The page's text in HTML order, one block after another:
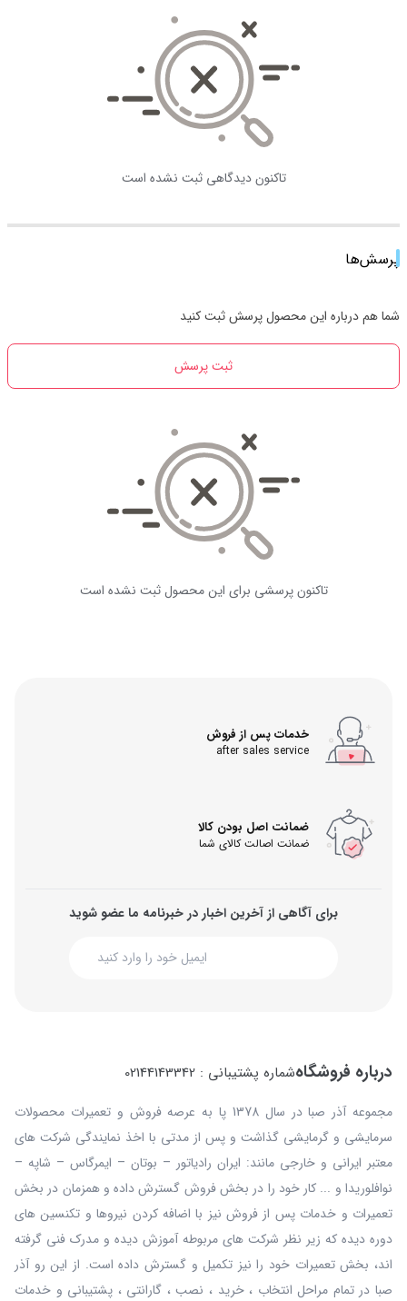
تاکنون دیدگاهی ثبت نشده است
پرسش‌ها
شما هم درباره این محصول پرسش ثبت کنید
ثبت پرسش
تاکنون پرسشی برای این محصول ثبت نشده است
خدمات پس از فروش
after sales service
ضمانت اصل بودن کالا
ضمانت اصالت کالای شما
برای آگاهی از آخرین اخبار در خبرنامه ما عضو شوید
درباره فروشگاهشماره پشتیبانی : 02144143342
مجموعه آذر صبا در سال 1378 پا به عرصه فروش و تعمیرات محصولات
سرمایشی و گرمایشی گذاشت و پس از مدتی با اخذ نمایندگی شرکت های
معتبر ایرانی و خارجی مانند: ایران رادیاتور – بوتان – ایمرگاس – شاپه –
نوافلوریدا و ... کار خود را در بخش فروش گسترش داده و همزمان در بخش
تعمیرات و خدمات پس از فروش نیز با اضافه کردن نیروها و تکنسین های
دوره دیده که زیر نظر شرکت های مربوطه آموزش دیده و مدرک فنی گرفته
اند، بخش تعمیرات خود را نیز تکمیل و گسترش داده است. از این رو آذر
صبا در تمام مراحل انتخاب ، خرید ، نصب ، گارانتی ، پشتیبانی و خدمات